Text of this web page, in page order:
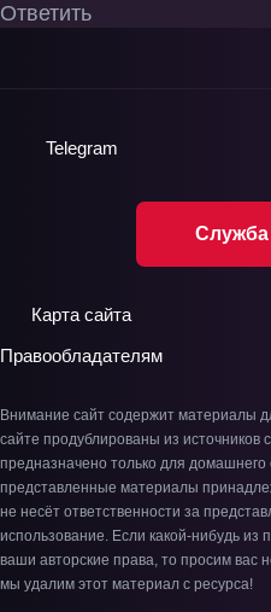
Ответить
Служба
Telegram
Карта сайта
Правообладателям
Внимание сайт содержит материалы
сайте продублированы из источников
предназначено только для
представленные материалы
не несёт ответственности за
использование. Если какой-нибудь
ваши авторские права, то просим вас
мы удалим этот материал с ресурса!